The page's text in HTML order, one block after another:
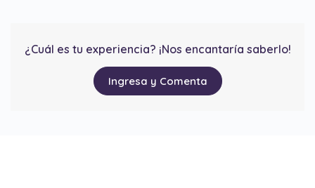
¿Cuál es tu experiencia? ¡Nos encantaría saberlo!
Ingresa y Comenta